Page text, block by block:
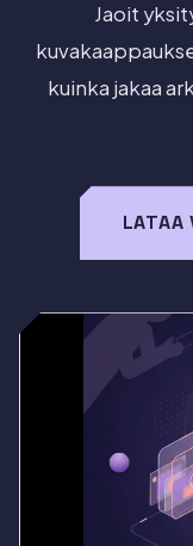
Jaoit
kuinka jakaa
LATAA